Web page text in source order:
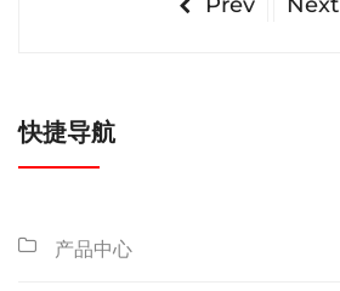
Prev Next
快捷导航
产品中心